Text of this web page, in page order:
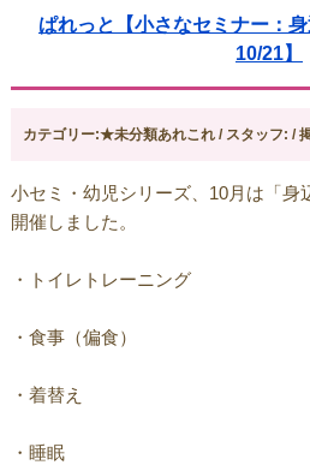
ぱれっと【小さなセミナー：
10/21】
カテゴリー:★未分類あれこれ / スタッフ: /
小セミ・幼児シリーズ、10月は「身
開催しました。
・トイレトレーニング
・食事（偏食）
・着替え
・睡眠